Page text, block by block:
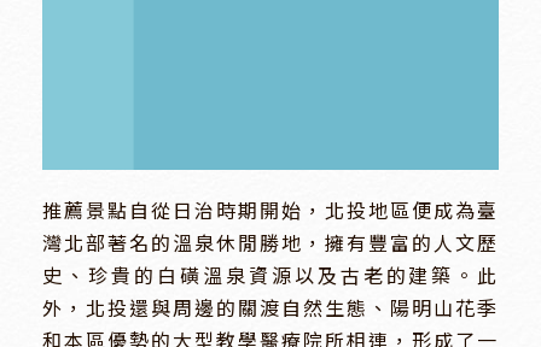
推薦景點自從日治時期開始，北投地區便成為臺
灣北部著名的溫泉休閒勝地，擁有豐富的人文歷
史、珍貴的白磺溫泉資源以及古老的建築。此
外，北投還與周邊的關渡自然生態、陽明山花季
和本區優勢的大型教學醫療院所相連，形成了一